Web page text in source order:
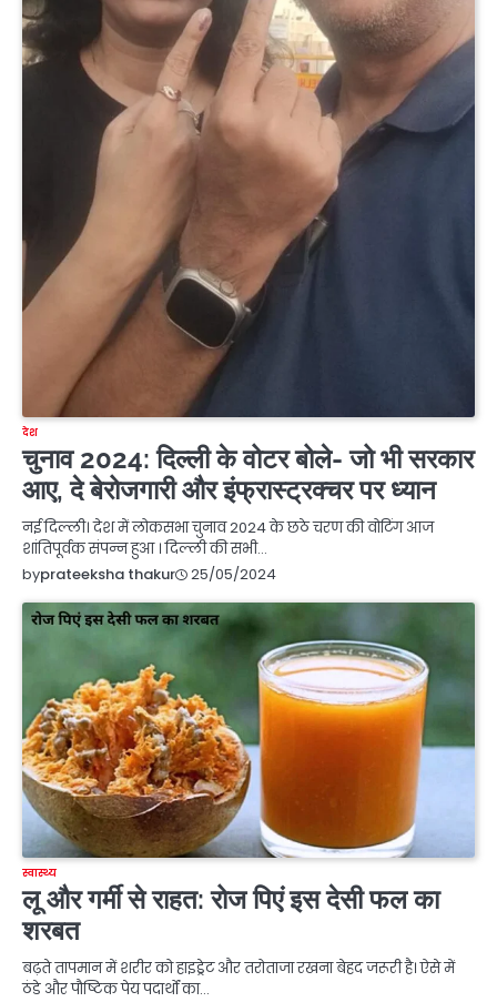
देश
चुनाव 2024: दिल्ली के वोटर बोले- जो भी सरकार
आए, दे बेरोजगारी और इंफ्रास्ट्रक्चर पर ध्यान
नई दिल्ली। देश में लोकसभा चुनाव 2024 के छठे चरण की वोटिंग आज
शांतिपूर्वक संपन्न हुआ । दिल्ली की सभी…
byprateeksha thakur 25/05/2024
स्वास्थ्य
लू और गर्मी से राहत: रोज पिएं इस देसी फल का
शरबत
बढ़ते तापमान में शरीर को हाइड्रेट और तरोताजा रखना बेहद जरूरी है। ऐसे में
ठंडे और पौष्टिक पेय पदार्थों का…